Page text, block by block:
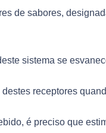
de sabores,
sistema se
receptores
é preciso que